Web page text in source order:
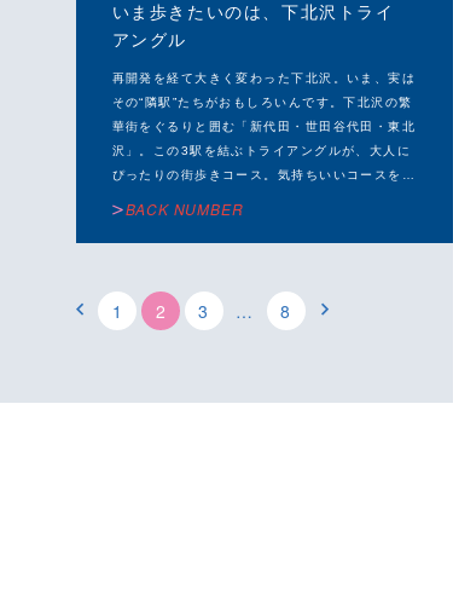
いま歩きたいのは、下北沢トライ
アングル
再開発を経て大きく変わった下北沢。いま、実は
その“隣駅”たちがおもしろいんです。下北沢の繁
華街をぐるりと囲む「新代田・世田谷代田・東北
沢」。この3駅を結ぶトライアングルが、大人に
ぴったりの街歩きコース。気持ちいいコースを愉
BACK NUMBER
1 2 3 … 8